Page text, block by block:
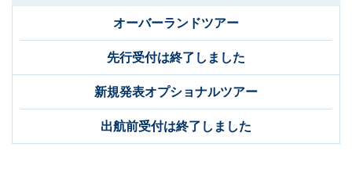
オーバーランドツアー
先行受付は終了しました
新規発表オプショナルツアー
出航前受付は終了しました